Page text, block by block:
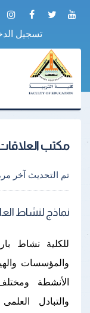
تسجيل
مكتب العلاقات
تم التحديث آخر
نماذج لنشاط
للكلية نشاط
والمؤسسات
الأنشطة
والتبادل